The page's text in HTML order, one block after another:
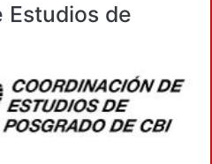
Estudios de